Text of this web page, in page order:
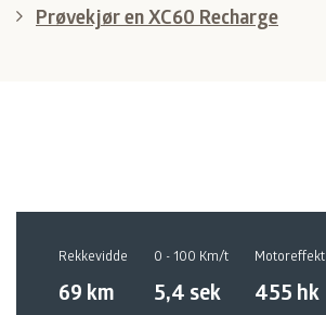
Prøvekjør en XC60 Recharge
Rekkevidde
69 km
0 - 100 Km/t
5,4 sek
Motoreffekt
455 hk